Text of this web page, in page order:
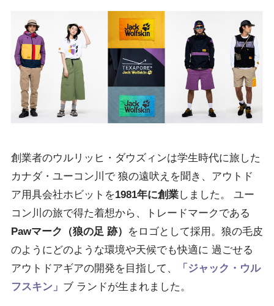
創業者のウルリッヒ・ダウズィンは学生時代に旅した
カナダ・ユーコン川で 狼の遠吠えを聞き、アウトド
ア用具会社ホビットを1981年に創業しました。 ユー
コン川の旅で得た着想から、トレードマークである
Pawマーク（狼の足 跡）
をロゴとして採用。狼の毛皮
のようにどのような環境や天候でも快適に 過ごせる
アウトドアギアの開発を目指して、
「ジャック・ウル
フスキン」 ブ ランドが生まれました。